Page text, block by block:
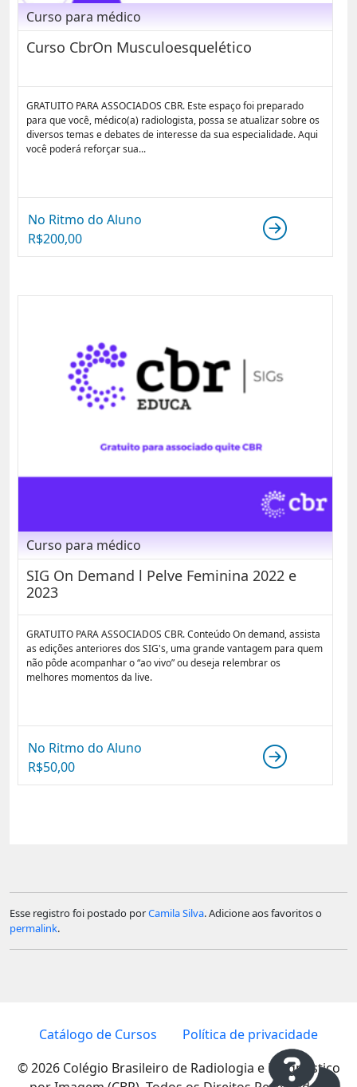
Curso para médico
Curso CbrOn Musculoesquelético
GRATUITO PARA ASSOCIADOS CBR. Este espaço foi preparado
para que você, médico(a) radiologista, possa se atualizar sobre os
diversos temas e debates de interesse da sua especialidade. Aqui
você poderá reforçar sua...
No Ritmo do Aluno
R$200,00
Curso para médico
SIG On Demand l Pelve Feminina 2022 e
2023
GRATUITO PARA ASSOCIADOS CBR. Conteúdo On demand, assista
as edições anteriores dos SIG's, uma grande vantagem para quem
não pôde acompanhar o “ao vivo” ou deseja relembrar os
melhores momentos da live.
No Ritmo do Aluno
R$50,00
Esse registro foi postado porCamila Silva. Adicione aos favoritos o
permalink.
Catálogo de Cursos
Política de privacidade
© 2026 Colégio Brasileiro de Radiologia e Diagnóstico